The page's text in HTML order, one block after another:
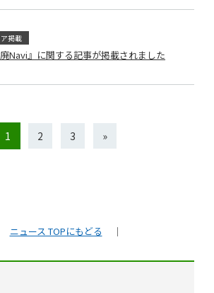
掲載
Navi』に関する記事が掲載されました
1 2 3 »
ニュース TOPにもどる ｜